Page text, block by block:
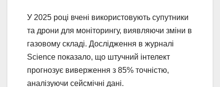
У 2025 році вчені використовують супутники
та дрони для моніторингу, виявляючи зміни в
газовому складі. Дослідження в журналі
Science показало, що штучний інтелект
прогнозує виверження з 85% точністю,
аналізуючи сейсмічні дані.